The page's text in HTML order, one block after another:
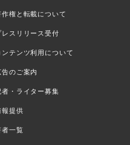
作権と転載について
レスリリース受付
ンテンツ利用について
告のご案内
者・ライター募集
報提供
者一覧